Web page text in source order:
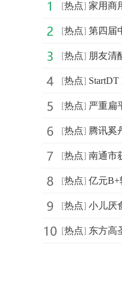
[热点] 家用商用两
[热点] 第四届中国•湖
[热点] 朋友清醒一
[热点] StartDT Day
[热点] 严重扁
[热点] 腾讯奚丹：
[热点] 南通市获轻松集
[热点] 亿元B+轮融资助
[热点] 小儿厌
[热点] 东方高圣发布